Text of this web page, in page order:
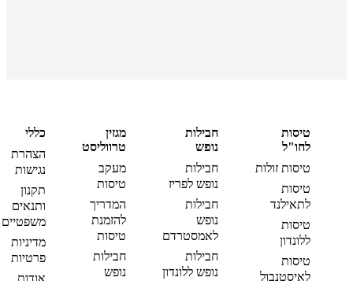
טיסות
לחו"ל
טיסות זולות
טיסות
לתאילנד
טיסות
ללונדון
טיסות
לאיסטנבול
חבילות
נופש
חבילות
נופש לפריז
חבילות
נופש
לאמסטרדם
חבילות
נופש ללונדון
מגזין
טרווליסט
מעקב
טיסות
המדריך
להזמנת
טיסות
חבילות
נופש
כללי
הצהרת
נגישות
תקנון
ותנאים
משפטיים
מדיניות
פרטיות
אודות